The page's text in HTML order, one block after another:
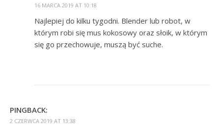
16 MARCA 2019 AT 10:18
Najlepiej do kilku tygodni. Blender lub robot, w
którym robi się mus kokosowy oraz słoik, w którym
się go przechowuje, muszą być suche.
PINGBACK:
2 CZERWCA 2019 AT 13:38